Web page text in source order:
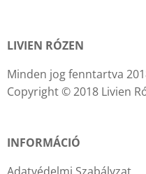
LIVIEN RÓZEN
Minden jog fenntartva
Copyright © 2018 Livien
INFORMÁCIÓ